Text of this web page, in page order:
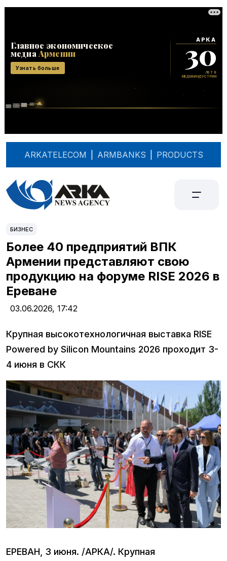
ARKATELECOM ARMBANKS PRODUCTS
БИЗНЕС
Более 40 предприятий ВПК
Армении представляют свою
продукцию на форуме RISE 2026 в
Ереване
03.06.2026, 17:42
Крупная высокотехнологичная выставка RISE
Powered by Silicon Mountains 2026 проходит 3-
4 июня в СКК
ЕРЕВАН, 3 июня. /АРКА/. Крупная